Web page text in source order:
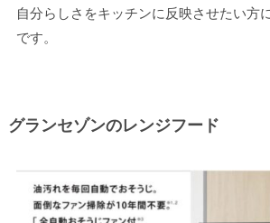
自分らしさをキッチンに反映させたい方
です。
グランセゾンのレンジフード